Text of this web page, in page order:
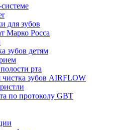
для зубов
Марко Росса
зубов детям
рта
чистка зубов AIRFLOW
по протоколу GBT